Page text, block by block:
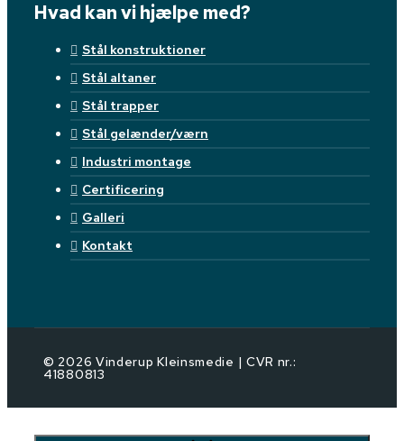
Hvad kan vi hjælpe med?
Stål konstruktioner
Stål altaner
Stål trapper
Stål gelænder/værn
Industri montage
Certificering
Galleri
Kontakt
© 2026 Vinderup Kleinsmedie | CVR nr.:
41880813